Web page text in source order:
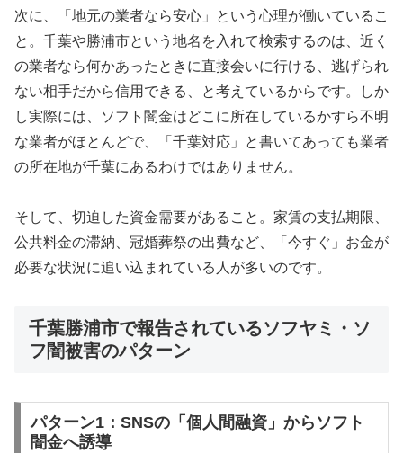
次に、「地元の業者なら安心」という心理が働いているこ
と。千葉や勝浦市という地名を入れて検索するのは、近く
の業者なら何かあったときに直接会いに行ける、逃げられ
ない相手だから信用できる、と考えているからです。しか
し実際には、ソフト闇金はどこに所在しているかすら不明
な業者がほとんどで、「千葉対応」と書いてあっても業者
の所在地が千葉にあるわけではありません。
そして、切迫した資金需要があること。家賃の支払期限、
公共料金の滞納、冠婚葬祭の出費など、「今すぐ」お金が
必要な状況に追い込まれている人が多いのです。
千葉勝浦市で報告されているソフヤミ・ソ
フ闇被害のパターン
パターン1：SNSの「個人間融資」からソフト
闇金へ誘導